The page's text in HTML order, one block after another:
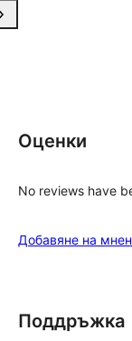
Оценки
No reviews have
Добавяне на
Поддръжка